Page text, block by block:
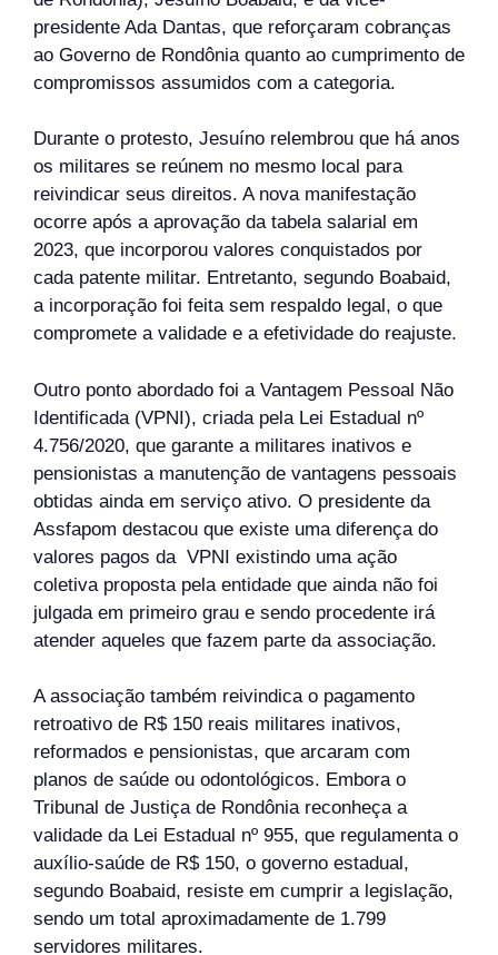
presidente Ada Dantas, que reforçaram cobranças
ao Governo de Rondônia quanto ao cumprimento de
compromissos assumidos com a categoria.
Durante o protesto, Jesuíno relembrou que há anos
os militares se reúnem no mesmo local para
reivindicar seus direitos. A nova manifestação
ocorre após a aprovação da tabela salarial em
2023, que incorporou valores conquistados por
cada patente militar. Entretanto, segundo Boabaid,
a incorporação foi feita sem respaldo legal, o que
compromete a validade e a efetividade do reajuste.
Outro ponto abordado foi a Vantagem Pessoal Não
Identificada (VPNI), criada pela Lei Estadual nº
4.756/2020, que garante a militares inativos e
pensionistas a manutenção de vantagens pessoais
obtidas ainda em serviço ativo. O presidente da
Assfapom destacou que existe uma diferença do
valores pagos da VPNI existindo uma ação
coletiva proposta pela entidade que ainda não foi
julgada em primeiro grau e sendo procedente irá
atender aqueles que fazem parte da associação.
A associação também reivindica o pagamento
retroativo de R$ 150 reais militares inativos,
reformados e pensionistas, que arcaram com
planos de saúde ou odontológicos. Embora o
Tribunal de Justiça de Rondônia reconheça a
validade da Lei Estadual nº 955, que regulamenta o
auxílio-saúde de R$ 150, o governo estadual,
segundo Boabaid, resiste em cumprir a legislação,
sendo um total aproximadamente de 1.799
servidores militares.